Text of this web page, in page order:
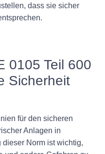
dass sie sicher
0105 Teil 600
Sicherheit
für den sicheren
Anlagen in
Norm ist wichtig,